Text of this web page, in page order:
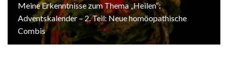
Meine Erkenntnisse zum Thema „Heilen“:
Adventskalender – 2. Teil: Neue homöopathische
Combis